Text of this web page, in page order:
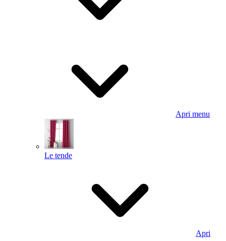
Apri menu
Le tende
Apri